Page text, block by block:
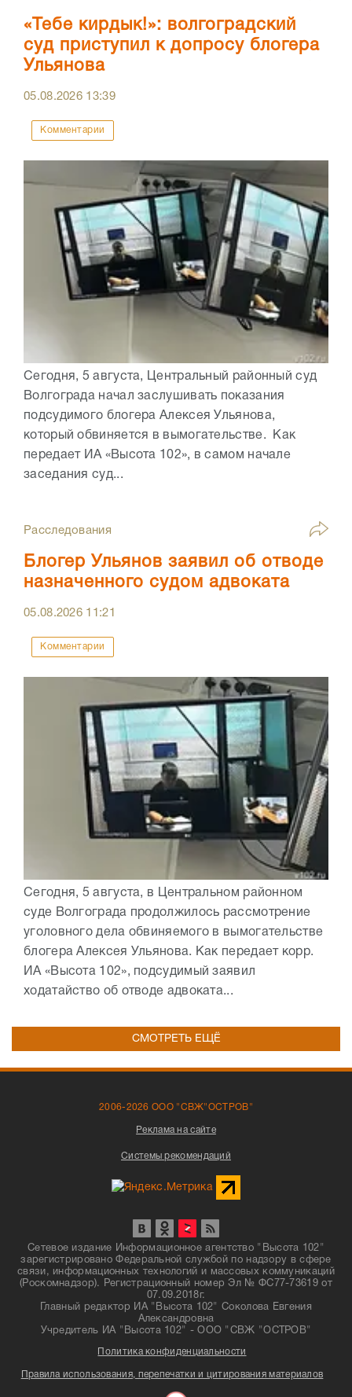
«Тебе кирдык!»: волгоградский
суд приступил к допросу блогера
Ульянова
05.08.2026 13:39
Комментарии
Сегодня, 5 августа, Центральный районный суд
Волгограда начал заслушивать показания
подсудимого блогера Алексея Ульянова,
который обвиняется в вымогательстве. Как
передает ИА «Высота 102», в самом начале
заседания суд...
Расследования
Блогер Ульянов заявил об отводе
назначенного судом адвоката
05.08.2026 11:21
Комментарии
Сегодня, 5 августа, в Центральном районном
суде Волгограда продолжилось рассмотрение
уголовного дела обвиняемого в вымогательстве
блогера Алексея Ульянова. Как передает корр.
ИА «Высота 102», подсудимый заявил
ходатайство об отводе адвоката...
СМОТРЕТЬ ЕЩЁ
2006-2026 ООО "СВЖ"ОСТРОВ"
Реклама на сайте
Системы рекомендаций
Сетевое издание Информационное агентство "Высота 102"
зарегистрировано Федеральной службой по надзору в сфере
связи, информационных технологий и массовых коммуникаций
(Роскомнадзор). Регистрационный номер Эл № ФС77-73619 от
07.09.2018г.
Главный редактор ИА "Высота 102" Соколова Евгения
Александровна
Учредитель ИА "Высота 102" - ООО "СВЖ "ОСТРОВ"
Политика конфиденциальности
Правила использования, перепечатки и цитирования материалов